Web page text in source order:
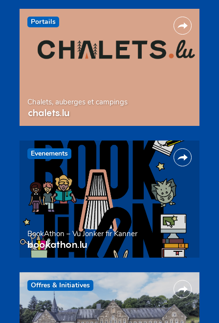
Portails
Chalets, auberges et campings
chalets.lu
Evenements
BookAthon – Vu Jonker fir Kanner
bookathon.lu
Offres & Initiatives